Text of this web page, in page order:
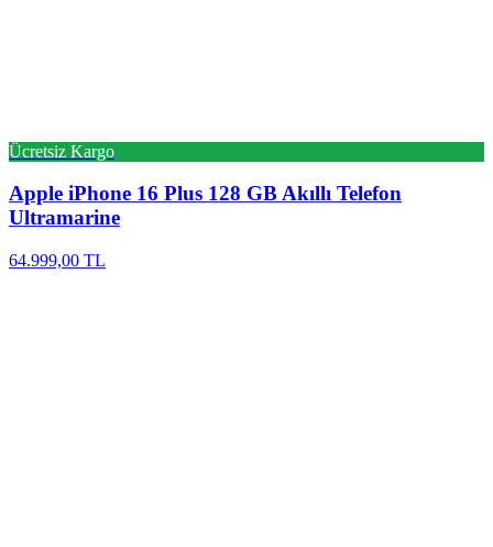
Ücretsiz Kargo
Apple iPhone 16 Plus 128 GB Akıllı Telefon
Ultramarine
64.999,00 TL